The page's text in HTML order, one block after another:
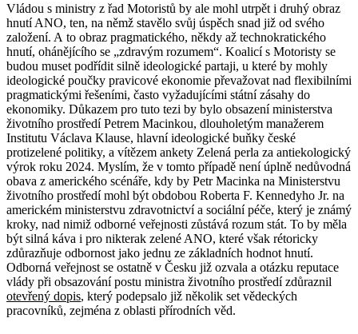
Vládou s ministry z řad Motoristů by ale mohl utrpět i druhý obraz
hnutí ANO, ten, na němž stavělo svůj úspěch snad již od svého
založení. A to obraz pragmatického, někdy až technokratického
hnutí, ohánějícího se „zdravým rozumem“. Koalicí s Motoristy se
budou muset podřídit silně ideologické partaji, u které by mohly
ideologické poučky pravicové ekonomie převažovat nad flexibilními
pragmatickými řešeními, často vyžadujícími státní zásahy do
ekonomiky. Důkazem pro tuto tezi by bylo obsazení ministerstva
životního prostředí Petrem Macinkou, dlouholetým manažerem
Institutu Václava Klause, hlavní ideologické buňky české
protizelené politiky, a vítězem ankety Zelená perla za antiekologický
výrok roku 2024. Myslím, že v tomto případě není úplně nedůvodná
obava z amerického scénáře, kdy by Petr Macinka na Ministerstvu
životního prostředí mohl být obdobou Roberta F. Kennedyho Jr. na
americkém ministerstvu zdravotnictví a sociální péče, který je známý
kroky, nad nimiž odborné veřejnosti zůstává rozum stát. To by měla
být silná káva i pro nikterak zelené ANO, které však rétoricky
zdůrazňuje odbornost jako jednu ze základních hodnot hnutí.
Odborná veřejnost se ostatně v Česku již ozvala a otázku reputace
vlády při obsazování postu ministra životního prostředí zdůraznil
otevřený dopis, který podepsalo již několik set vědeckých
pracovníků, zejména z oblasti přírodních věd.